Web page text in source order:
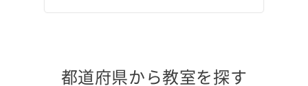
都道府県から教室を探す